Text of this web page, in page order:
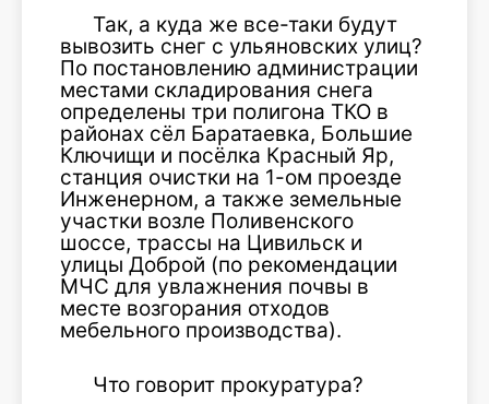
Так, а куда же все-таки будут
вывозить снег с ульяновских улиц?
По постановлению администрации
местами складирования снега
определены три полигона ТКО в
районах сёл Баратаевка, Большие
Ключищи и посёлка Красный Яр,
станция очистки на 1-ом проезде
Инженерном, а также земельные
участки возле Поливенского
шоссе, трассы на Цивильск и
улицы Доброй (по рекомендации
МЧС для увлажнения почвы в
месте возгорания отходов
мебельного производства).
Что говорит прокуратура?